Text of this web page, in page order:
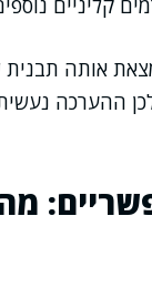
קליניים
אותה תבנית
ההערכה